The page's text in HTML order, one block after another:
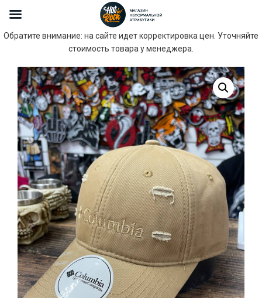
Обратите внимание: на сайте идет корректировка цен. Уточняйте
стоимость товара у менеджера.